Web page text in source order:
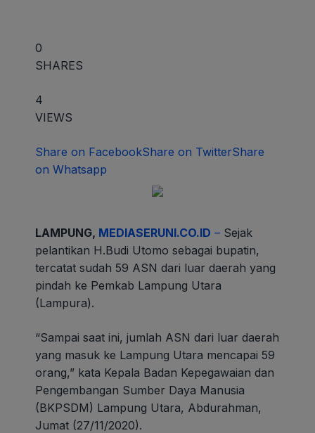
0
SHARES
4
VIEWS
Share on FacebookShare on TwitterShare
on Whatsapp
LAMPUNG, MEDIASERUNI.CO.ID – Sejak
pelantikan H.Budi Utomo sebagai bupatin,
tercatat sudah 59 ASN dari luar daerah yang
pindah ke Pemkab Lampung Utara
(Lampura).
“Sampai saat ini, jumlah ASN dari luar daerah
yang masuk ke Lampung Utara mencapai 59
orang,” kata Kepala Badan Kepegawaian dan
Pengembangan Sumber Daya Manusia
(BKPSDM) Lampung Utara, Abdurahman,
Jumat (27/11/2020).